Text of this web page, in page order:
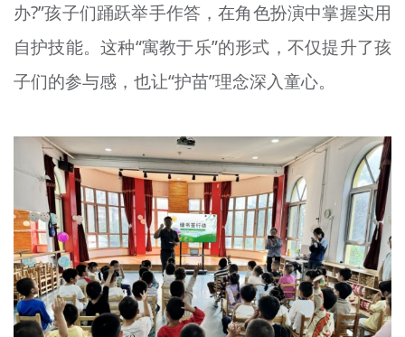
办?”孩子们踊跃举手作答，在角色扮演中掌握实用
自护技能。这种“寓教于乐”的形式，不仅提升了孩
子们的参与感，也让“护苗”理念深入童心。